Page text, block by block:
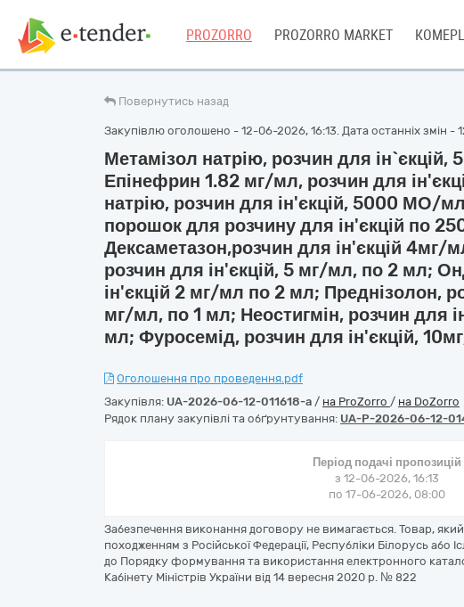
PROZORRO PROZORRO MARKET
Повернутись назад
Закупівлю оголошено - 12-06-2026, 16:13. Дата останніх змін -
Метамізол натрію, розчин для
Епінефрин 1.82 мг/мл, розчин для
натрію, розчин для ін'єкцій, 5000 МО/
порошок для розчину для ін'єкцій по
Дексаметазон,розчин для ін'єкцій 4мг/
розчин для ін'єкцій, 5 мг/мл, по 2 мл;
ін'єкцій 2 мг/мл по 2 мл; Преднізолон,
мг/мл, по 1 мл; Неостигмін, розчин для
мл; Фуросемід, розчин для ін'єкцій,
Оголошення про проведення.pdf
Закупівля: UA-2026-06-12-011618-a / на ProZorro / на DoZorro
Рядок плану закупівлі та обґрунтування: UA-P-2026-06-12-
Період подачі пропозицій
з 12-06-2026, 16:13
по 17-06-2026, 08:00
Забезпечення виконання договору не вимагається. Товар,
походженням з Російської Федерації, Республіки Білорусь або
до Порядку формування та використання електронного
Кабінету Міністрів України від 14 вересня 2020 р. № 822